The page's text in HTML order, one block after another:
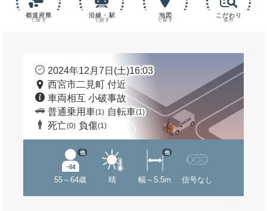
都道府県
で探す
沿線・駅
で探す
地図
で探す
こだわり
条件
2024年12月7日(土)16:03
西宮市二見町 付近
車両相互 小破事故
普通乗用車(1) 自転車(1)
死亡(0) 負傷(1)
55～64歳
他
晴 幅～5.5m
他
信号なし